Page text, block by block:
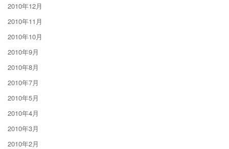
2010年12月
2010年11月
2010年10月
2010年9月
2010年8月
2010年7月
2010年5月
2010年4月
2010年3月
2010年2月